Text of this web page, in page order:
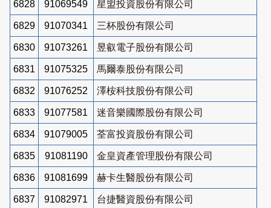
6828 91069549 星盟投資股份有限公司
6829 91070341 三杯股份有限公司
6830 91073261 昱叡電子股份有限公司
6831 91075325 馬爾泰股份有限公司
6832 91076252 澤桉科技股份有限公司
6833 91077581 迷音樂國際股份有限公司
6834 91079005 荃富投資股份有限公司
6835 91081190 金皇資產管理股份有限公司
6836 91081699 赫卡生醫股份有限公司
6837 91082971 台捷醫資股份有限公司